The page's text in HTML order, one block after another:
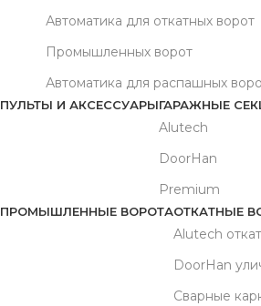
Автоматика для откатных ворот
Промышленных ворот
Автоматика для распашных
ПУЛЬТЫ И АКСЕССУАРЫГАРАЖНЫЕ
Alutech
DoorHan
Premium
ПРОМЫШЛЕННЫЕ ВОРОТАОТКАТНЫЕ
Alutech
DoorHan
Сварные